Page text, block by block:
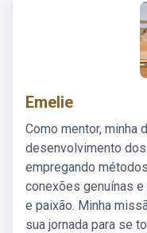
Emelie
Como mentor, minha
desenvolvimento
empregando
conexões genuínas
e paixão. Minha
sua jornada para se